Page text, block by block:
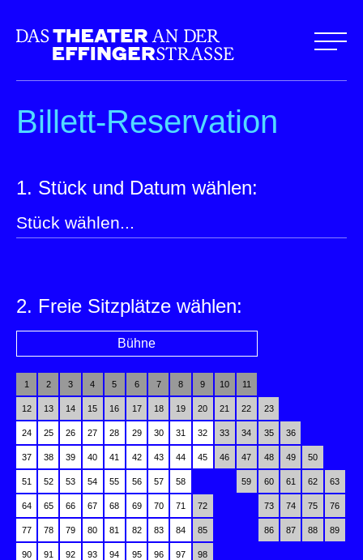
Billett-Reservation
1. Stück und Datum wählen:
2. Freie Sitzplätze wählen:
Bühne
1 2 3 4 5 6 7 8 9 10 11
12 13 14 15 16 17 18 19 20 21 22 23
24 25 26 27 28 29 30 31 32 33 34 35 36
37 38 39 40 41 42 43 44 45 46 47 48 49 50
51 52 53 54 55 56 57 58 59 60 61 62 63
64 65 66 67 68 69 70 71 72 73 74 75 76
77 78 79 80 81 82 83 84 85 86 87 88 89
90 91 92 93 94 95 96 97 98